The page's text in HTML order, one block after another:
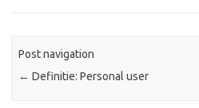
Post navigation
← Definitie: Personal user